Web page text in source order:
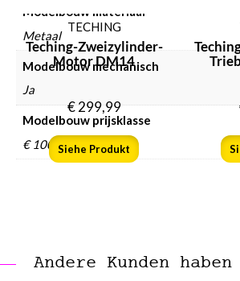
Modelbouw materiaal
Metaal
Modelbouw mechanisch
Ja
Modelbouw prijsklasse
€ 100 en hoger
TECHING
Teching-Zweizylinder-
Motor DM14
€299,99
Siehe Produkt
Andere Kunden haben